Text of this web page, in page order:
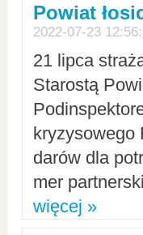
Powiat
2022-07-23
21 lipca
Starostą
kryzysowego
darów dla
mer
więcej »